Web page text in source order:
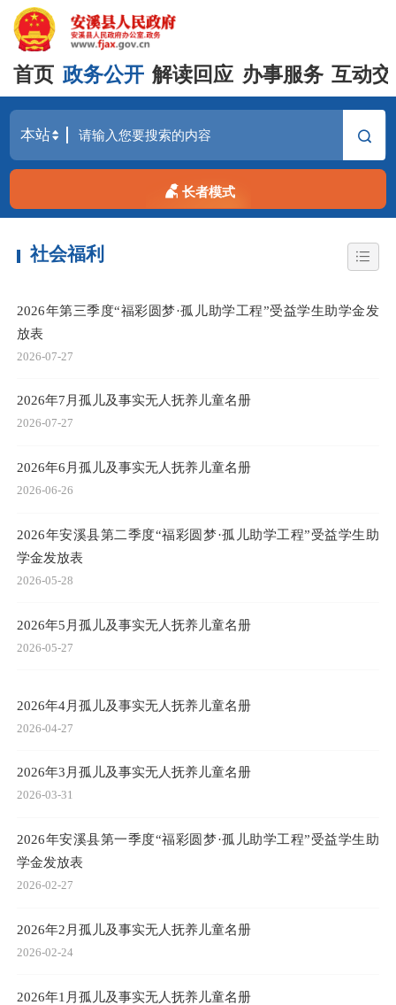
首页 政务公开 解读回应 办事服务 互动
长者模式
社会福利
2026年第三季度“福彩圆梦·孤儿助学工程”受益学生助学金发
放表
2026-07-27
2026年7月孤儿及事实无人抚养儿童名册
2026-07-27
2026年6月孤儿及事实无人抚养儿童名册
2026-06-26
2026年安溪县第二季度“福彩圆梦·孤儿助学工程”受益学生助
学金发放表
2026-05-28
2026年5月孤儿及事实无人抚养儿童名册
2026-05-27
2026年4月孤儿及事实无人抚养儿童名册
2026-04-27
2026年3月孤儿及事实无人抚养儿童名册
2026-03-31
2026年安溪县第一季度“福彩圆梦·孤儿助学工程”受益学生助
学金发放表
2026-02-27
2026年2月孤儿及事实无人抚养儿童名册
2026-02-24
2026年1月孤儿及事实无人抚养儿童名册